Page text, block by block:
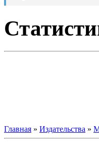
Главная » Издательства »